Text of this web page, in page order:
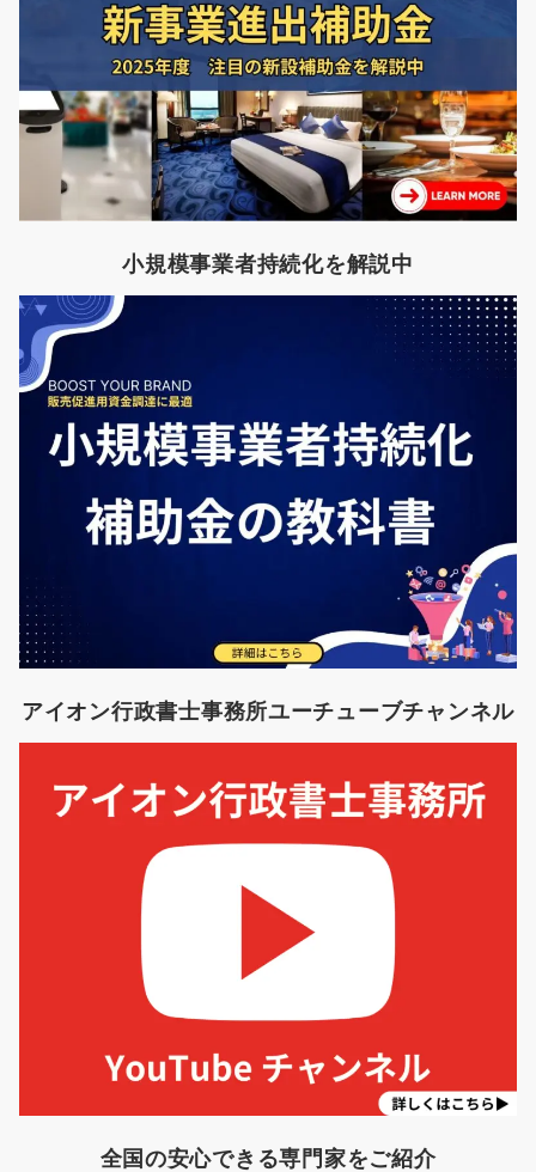
小規模事業者持続化を解説中
アイオン行政書士事務所ユーチューブチャンネル
全国の安心できる専門家をご紹介